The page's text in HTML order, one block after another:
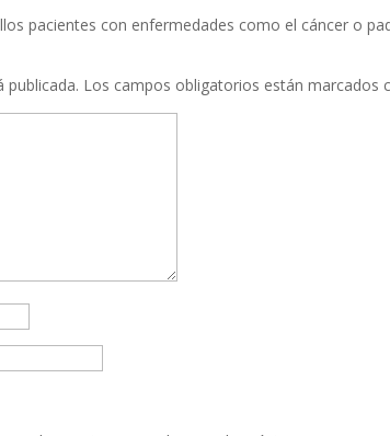
pacientes con enfermedades como el cáncer o
publicada. Los campos obligatorios están marcados